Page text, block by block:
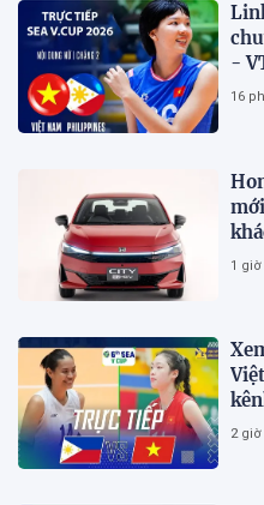
-
16
1
2